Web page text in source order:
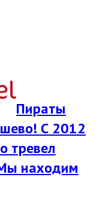
Пираты
С 2012
тревел
находим